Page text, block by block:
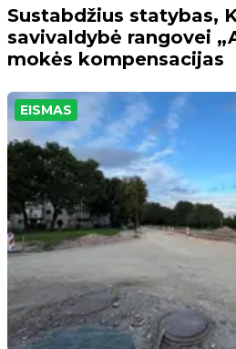
Sustabdžius statybas,
savivaldybė rangovei
mokės kompensacijas
EISMAS